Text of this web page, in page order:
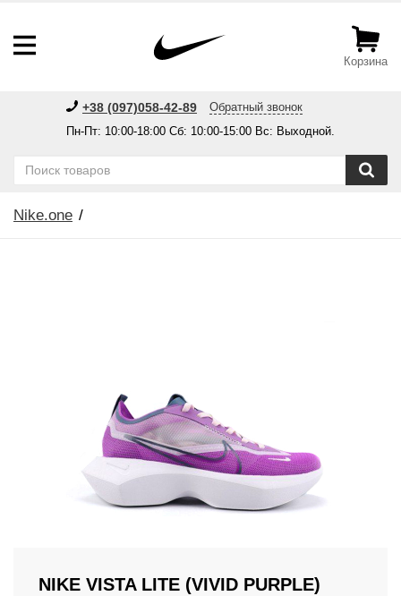
Корзина
+38 (097)058-42-89
Обратный звонок
Пн-Пт: 10:00-18:00 Сб: 10:00-15:00 Вс: Выходной.
Nike.one
NIKE VISTA LITE (VIVID PURPLE)